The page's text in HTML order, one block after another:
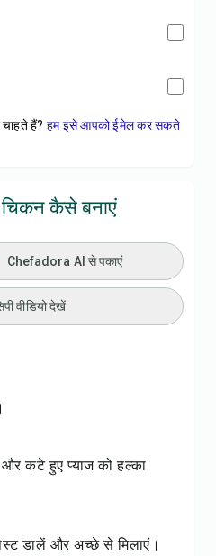
हैं? हम इसे आपको ईमेल कर सकते
कैसे बनाएं
Chefadora AI से पकाएं
वीडियो देखें
कटे हुए प्याज को हल्का
डालें और अच्छे से मिलाएं।